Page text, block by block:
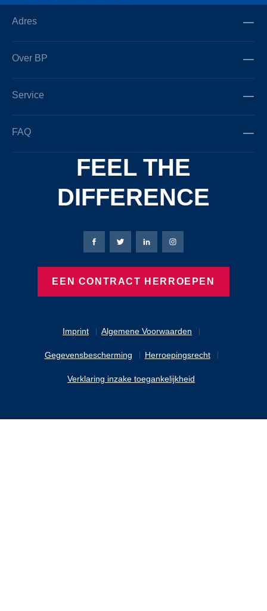
Adres
Over BP
Service
FAQ
FEEL THE
DIFFERENCE
Imprint Algemene Voorwaarden
Gegevensbescherming Herroepingsrecht
Verklaring inzake toegankelijkheid
Bierbaum-Proenen Facebook-pagina
Bierbaum-Proenen X-pagina
Bierbaum-Proenen
Bierbaum-Proenen
EEN CONTRACT HERROEPEN